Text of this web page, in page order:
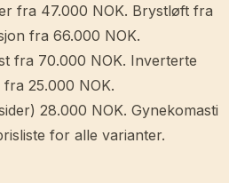
fra 47.000 NOK. Brystløft fra
fra 66.000 NOK.
fra 70.000 NOK. Inverterte
25.000 NOK.
28.000 NOK. Gynekomasti
for alle varianter.